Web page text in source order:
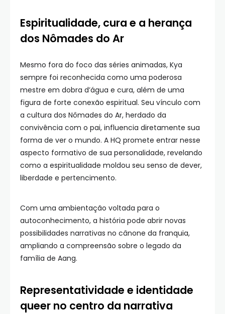
Espiritualidade, cura e a herança
dos Nômades do Ar
Mesmo fora do foco das séries animadas, Kya
sempre foi reconhecida como uma poderosa
mestre em dobra d’água e cura, além de uma
figura de forte conexão espiritual. Seu vínculo com
a cultura dos Nômades do Ar, herdado da
convivência com o pai, influencia diretamente sua
forma de ver o mundo. A HQ promete entrar nesse
aspecto formativo de sua personalidade, revelando
como a espiritualidade moldou seu senso de dever,
liberdade e pertencimento.
Com uma ambientação voltada para o
autoconhecimento, a história pode abrir novas
possibilidades narrativas no cânone da franquia,
ampliando a compreensão sobre o legado da
família de Aang.
Representatividade e identidade
queer no centro da narrativa